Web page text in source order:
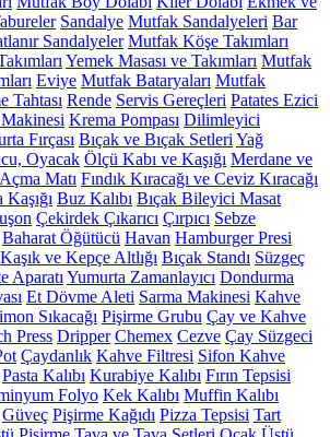
Sandalye Mutfak Sandalyeleri Bar
Sandalyeler Mutfak Köşe Takımları
Yemek Masası ve Takımları Mutfak
Eviye Mutfak Bataryaları Mutfak
Tahtası Rende Servis Gereçleri Patates Ezici
Krema Pompası Dilimleyici
Fırçası Bıçak ve Bıçak Setleri Yağ
Oyacak Ölçü Kabı ve Kaşığı Merdane ve
Matı Fındık Kıracağı ve Ceviz Kıracağı
Buz Kalıbı Bıçak Bileyici Masat
Çekirdek Çıkarıcı Çırpıcı Sebze
Baharat Öğütücü Havan Hamburger Presi
Kaşık ve Kepçe Altlığı Bıçak Standı Süzgeç
Aparatı Yumurta Zamanlayıcı Dondurma
Et Dövme Aleti Sarma Makinesi Kahve
Sıkacağı Pişirme Grubu Çay ve Kahve
Press Dripper Chemex Cezve Çay Süzgeci
Çaydanlık Kahve Filtresi Sifon Kahve
Pasta Kalıbı Kurabiye Kalıbı Fırın Tepsisi
Folyo Kek Kalıbı Muffin Kalıbı
Güveç Pişirme Kağıdı Pizza Tepsisi Tart